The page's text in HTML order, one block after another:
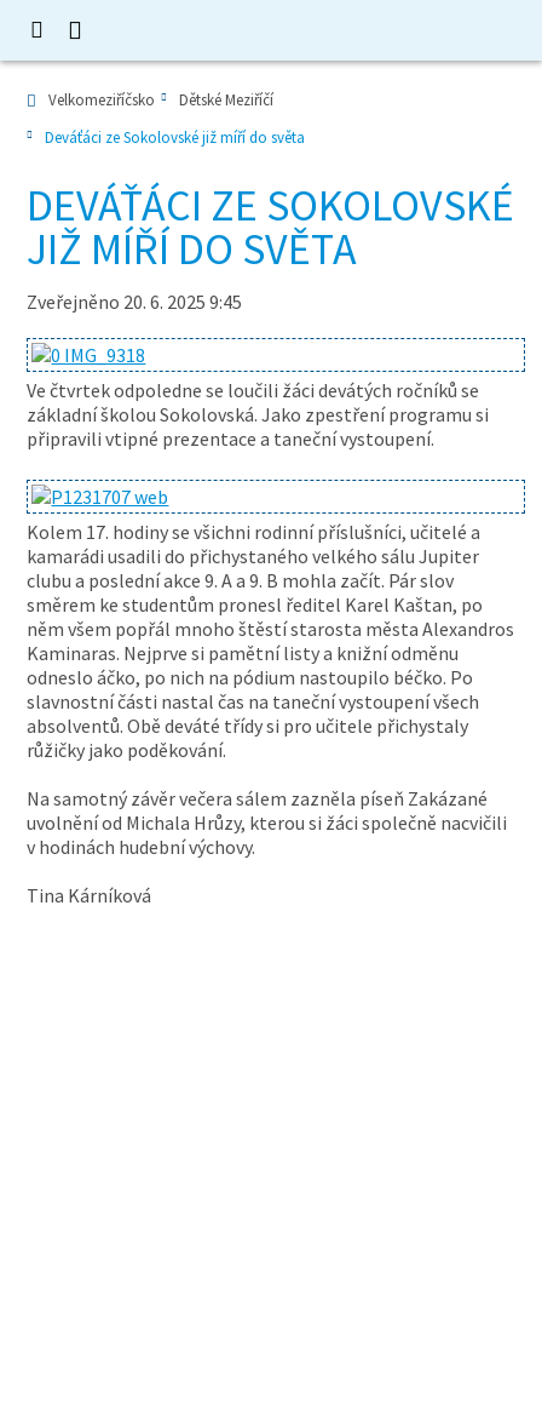
Velkomeziříčsko
Dětské Meziříčí
Deváťáci ze Sokolovské již míří do světa
DEVÁŤÁCI ZE SOKOLOVSKÉ
JIŽ MÍŘÍ DO SVĚTA
Zveřejněno 20. 6. 2025 9:45
Ve čtvrtek odpoledne se loučili žáci devátých ročníků se
základní školou Sokolovská. Jako zpestření programu si
připravili vtipné prezentace a taneční vystoupení.
Kolem 17. hodiny se všichni rodinní příslušníci, učitelé a
kamarádi usadili do přichystaného velkého sálu Jupiter
clubu a poslední akce 9. A a 9. B mohla začít. Pár slov
směrem ke studentům pronesl ředitel Karel Kaštan, po
něm všem popřál mnoho štěstí starosta města Alexandros
Kaminaras. Nejprve si pamětní listy a knižní odměnu
odneslo áčko, po nich na pódium nastoupilo béčko. Po
slavnostní části nastal čas na taneční vystoupení všech
absolventů. Obě deváté třídy si pro učitele přichystaly
růžičky jako poděkování.
Na samotný závěr večera sálem zazněla píseň Zakázané
uvolnění od Michala Hrůzy, kterou si žáci společně nacvičili
v hodinách hudební výchovy.
Tina Kárníková